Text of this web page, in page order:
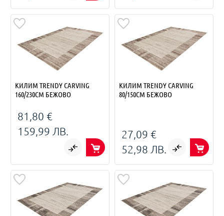
КИЛИМ TRENDY CARVING
160/230СМ БЕЖОВО
81,80 €
159,99 ЛВ.
КИЛИМ TRENDY CARVING
80/150СМ БЕЖОВО
27,09 €
52,98 ЛВ.